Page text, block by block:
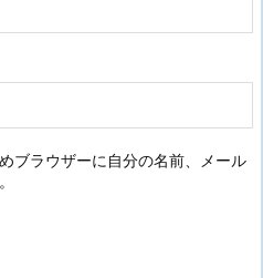
ブラウザーに自分の名前、メール